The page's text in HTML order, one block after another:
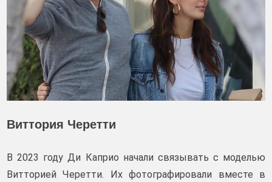
Виттория Черетти
В 2023 году Ди Каприо начали связывать с моделью
Витторией Черетти. Их фотографировали вместе в